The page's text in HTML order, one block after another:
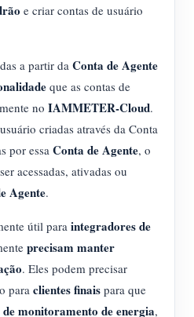
e criar contas de usuário
a partir da Conta de Agente
que as contas de
no IAMMETER-Cloud.
criadas através da Conta
por essa Conta de Agente, o
acessadas, ativadas ou
Agente.
útil para integradores de
precisam manter
. Eles podem precisar
para clientes finais para que
monitoramento de energia,